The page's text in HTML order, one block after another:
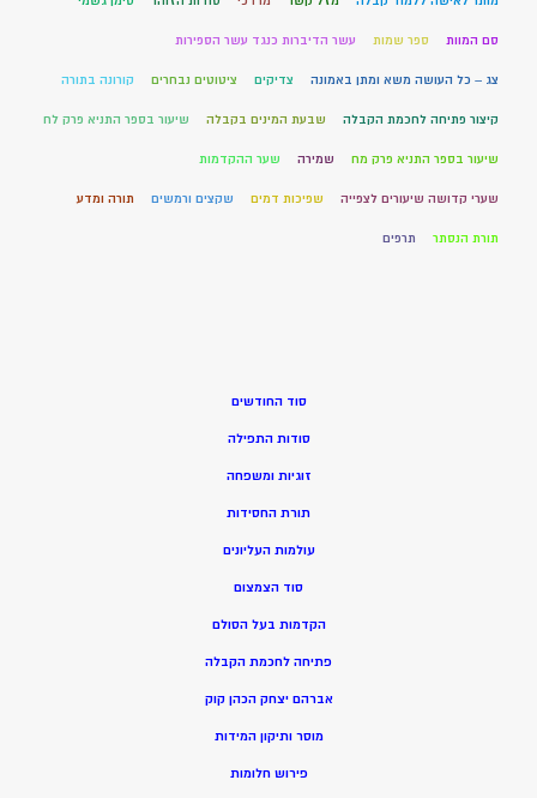
סם המוות ספר שמות עשר הדיברות כנגד עשר הספירות
צג – כל העושה משא ומתן באמונה צדיקים ציטוטים נבחרים קורונה בתורה
קיצור פתיחה לחכמת הקבלה שבעת המינים בקבלה שיעור בספר התניא פרק לח
שיעור בספר התניא פרק מח שמירה שער ההקדמות
שערי קדושה שיעורים לצפייה שפיכות דמים שקצים ורמשים תורה ומדע
תורת הנסתר תרפים
סוד החודשים
סודות התפילה
זוגיות ומשפחה
תורת החסידות
עולמות העליונים
סוד הצמצום
הקדמות בעל הסולם
פתיחה לחכמת הקבלה
אברהם יצחק הכהן קוק
מוסר ותיקון המידות
פירוש חלומות